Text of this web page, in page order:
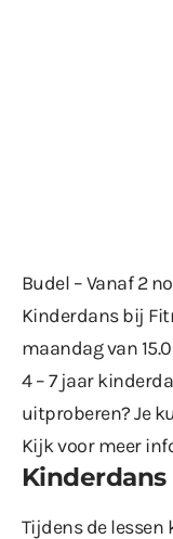
Budel – Vanaf 2
Kinderdans bij
maandag van
4 – 7 jaar
uitproberen? Je
Kijk voor meer
Kinderdans
Tijdens de